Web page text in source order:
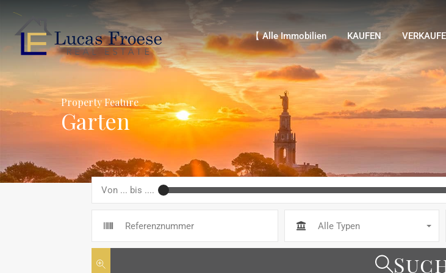
【 Alle Immobilien VERKAUFEN
【 Alle Immobilien
KAUFEN
Property Feature
Garten
Von ... bis ....
Alle Typen